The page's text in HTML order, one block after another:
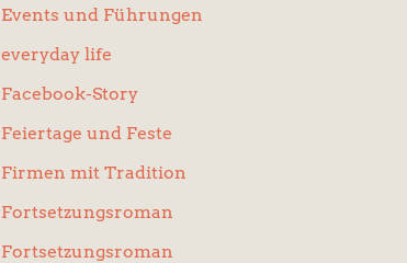
Events und Führungen
everyday life
Facebook-Story
Feiertage und Feste
Firmen mit Tradition
Fortsetzungsroman
Fortsetzungsroman